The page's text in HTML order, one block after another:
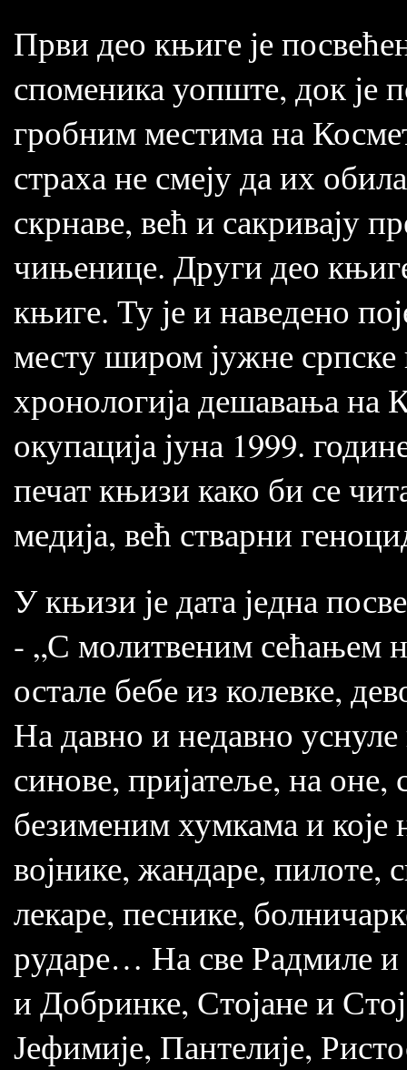
Први део књиге је
споменика уопште, док је
гробним местима на
страха не смеју да их
скрнаве, већ и сакривају
чињенице. Други део
књиге. Ту је и наведено
месту широм јужне српске
хронологија дешавања на
окупација јуна 1999.
печат књизи како би се
медија, већ стварни
У књизи је дата једна
- „С молитвеним сећањем
остале бебе из колевке,
На давно и недавно
синове, пријатеље, на
безименим хумкама и
војнике, жандаре, пилоте,
лекаре, песнике,
рударе… На све Радмиле
и Добринке, Стојане и
Јефимије, Пантелије,